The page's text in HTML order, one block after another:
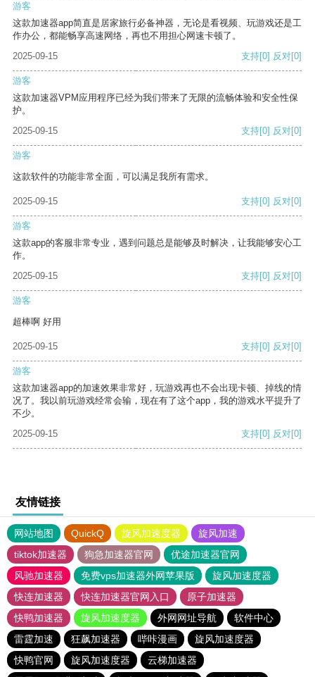
游客
这款加速器app简直是居家旅行必备神器，无论是看视频、玩游戏还是工
作办公，都能畅享高速网络，再也不用担心网速卡顿了。
2025-09-15
支持[0] 反对[0]
游客
这款加速器VPM应用程序已经为我们带来了无限的流畅体验和安全性保
护。
2025-09-15
支持[0] 反对[0]
游客
这款软件的功能非常全面，可以满足我所有需求。
2025-09-15 支持[0] 反对[0]
游客
这款app的客服非常专业，遇到问题总是能够及时解决，让我能够安心工
作。
2025-09-15
支持[0] 反对[0]
游客
超棒啊 好用
2025-09-15 支持[0] 反对[0]
游客
这款加速器app的加速效果非常好，玩游戏再也不会出现卡顿、掉线的情
况了。我以前玩游戏经常会输，现在有了这个app，我的游戏水平提升了
不少。
2025-09-15
支持[0] 反对[0]
友情链接
网站地图 QuickQ 旋风加速度器
旋风加速
tiktok加速器
狗急加速器官网
优途加速器官网
风驰加速器
免费vps加速器外网苹果版
旋风加速度器
快连加速器
快连加速器官网入口
原子加速器
快鸭加速器
旋风加速度器 外网网址导航
软件中心
雷霆加速
狂飙加速器 哔咔漫画
旋风加速度器
快鸭官网
旋风加速度器
云梯加速器